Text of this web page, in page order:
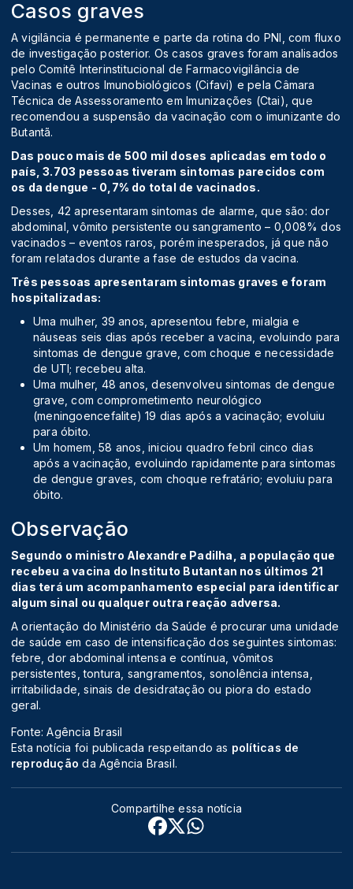
Casos graves
A vigilância é permanente e parte da rotina do PNI, com fluxo
de investigação posterior. Os casos graves foram analisados
pelo Comitê Interinstitucional de Farmacovigilância de
Vacinas e outros Imunobiológicos (Cifavi) e pela Câmara
Técnica de Assessoramento em Imunizações (Ctai), que
recomendou a suspensão da vacinação com o imunizante do
Butantã.
Das pouco mais de 500 mil doses aplicadas em todo o
país, 3.703 pessoas tiveram sintomas parecidos com
os da dengue - 0,7% do total de vacinados.
Desses, 42 apresentaram sintomas de alarme, que são: dor
abdominal, vômito persistente ou sangramento – 0,008% dos
vacinados – eventos raros, porém inesperados, já que não
foram relatados durante a fase de estudos da vacina.
Três pessoas apresentaram sintomas graves e foram
hospitalizadas:
Uma mulher, 39 anos, apresentou febre, mialgia e
náuseas seis dias após receber a vacina, evoluindo para
sintomas de dengue grave, com choque e necessidade
de UTI; recebeu alta.
Uma mulher, 48 anos, desenvolveu sintomas de dengue
grave, com comprometimento neurológico
(meningoencefalite) 19 dias após a vacinação; evoluiu
para óbito.
Um homem, 58 anos, iniciou quadro febril cinco dias
após a vacinação, evoluindo rapidamente para sintomas
de dengue graves, com choque refratário; evoluiu para
óbito.
Observação
Segundo o ministro Alexandre Padilha, a população que
recebeu a vacina do Instituto Butantan nos últimos 21
dias terá um acompanhamento especial para identificar
algum sinal ou qualquer outra reação adversa.
A orientação do Ministério da Saúde é procurar uma unidade
de saúde em caso de intensificação dos seguintes sintomas:
febre, dor abdominal intensa e contínua, vômitos
persistentes, tontura, sangramentos, sonolência intensa,
irritabilidade, sinais de desidratação ou piora do estado
geral.
Fonte: Agência Brasil
Esta notícia foi publicada respeitando as políticas de
reprodução da Agência Brasil.
Compartilhe essa notícia